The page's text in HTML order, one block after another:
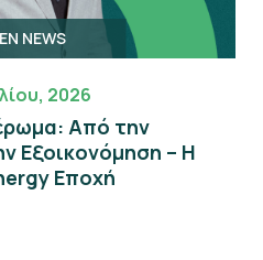
NEWS
2026
Από την
Εξοικονόμηση – Η
Εποχή